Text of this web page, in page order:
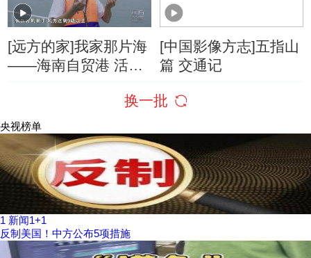
[远方的家]我家那片海
——海南自贸港 活力
[中国影像方志]五指山
篇 交通记
换一批
央视榜单
1 新闻1+1
反制美国！中方公布5项措施